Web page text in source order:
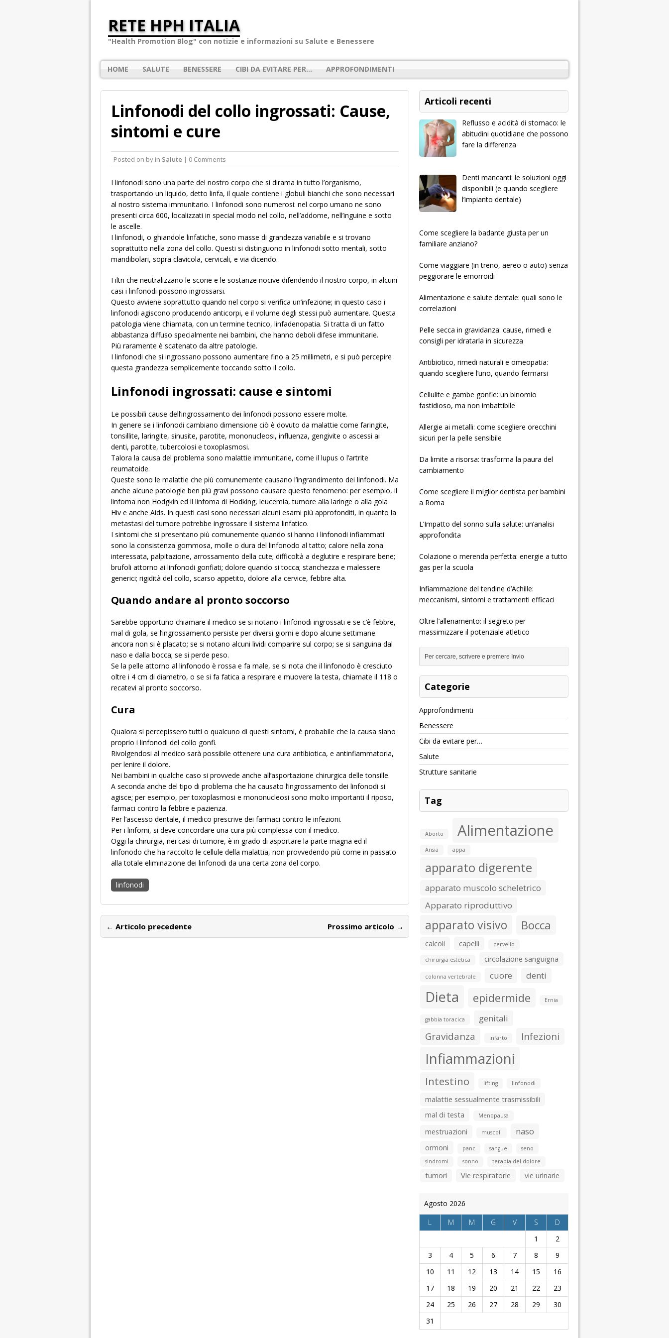
RETE HPH ITALIA
"Health Promotion Blog" con notizie e informazioni su Salute e Benessere
HOME SALUTE BENESSERE CIBI DA EVITARE PER… APPROFONDIMENTI
Linfonodi del collo ingrossati: Cause,
sintomi e cure
Posted on by in Salute | 0 Comments
I linfonodi sono una parte del nostro corpo che si dirama in tutto l’organismo,
trasportando un liquido, detto linfa, il quale contiene i globuli bianchi che sono necessari
al nostro sistema immunitario. I linfonodi sono numerosi: nel corpo umano ne sono
presenti circa 600, localizzati in special modo nel collo, nell’addome, nell’inguine e sotto
le ascelle.
I linfonodi, o ghiandole linfatiche, sono masse di grandezza variabile e si trovano
soprattutto nella zona del collo. Questi si distinguono in linfonodi sotto mentali, sotto
mandibolari, sopra clavicola, cervicali, e via dicendo.
Filtri che neutralizzano le scorie e le sostanze nocive difendendo il nostro corpo, in alcuni
casi i linfonodi possono ingrossarsi.
Questo avviene soprattutto quando nel corpo si verifica un’infezione; in questo caso i
linfonodi agiscono producendo anticorpi, e il volume degli stessi può aumentare. Questa
patologia viene chiamata, con un termine tecnico, linfadenopatia. Si tratta di un fatto
abbastanza diffuso specialmente nei bambini, che hanno deboli difese immunitarie.
Più raramente è scatenato da altre patologie.
I linfonodi che si ingrossano possono aumentare fino a 25 millimetri, e si può percepire
questa grandezza semplicemente toccando sotto il collo.
Linfonodi ingrossati: cause e sintomi
Le possibili cause dell’ingrossamento dei linfonodi possono essere molte.
In genere se i linfonodi cambiano dimensione ciò è dovuto da malattie come faringite,
tonsillite, laringite, sinusite, parotite, mononucleosi, influenza, gengivite o ascessi ai
denti, parotite, tubercolosi e toxoplasmosi.
Talora la causa del problema sono malattie immunitarie, come il lupus o l’artrite
reumatoide.
Queste sono le malattie che più comunemente causano l’ingrandimento dei linfonodi. Ma
anche alcune patologie ben più gravi possono causare questo fenomeno: per esempio, il
linfoma non Hodgkin ed il linfoma di Hodking, leucemia, tumore alla laringe o alla gola
Hiv e anche Aids. In questi casi sono necessari alcuni esami più approfonditi, in quanto la
metastasi del tumore potrebbe ingrossare il sistema linfatico.
I sintomi che si presentano più comunemente quando si hanno i linfonodi infiammati
sono la consistenza gommosa, molle o dura del linfonodo al tatto; calore nella zona
interessata, palpitazione, arrossamento della cute; difficoltà a deglutire e respirare bene;
brufoli attorno ai linfonodi gonfiati; dolore quando si tocca; stanchezza e malessere
generici; rigidità del collo, scarso appetito, dolore alla cervice, febbre alta.
Quando andare al pronto soccorso
Sarebbe opportuno chiamare il medico se si notano i linfonodi ingrossati e se c’è febbre,
mal di gola, se l’ingrossamento persiste per diversi giorni e dopo alcune settimane
ancora non si è placato; se si notano alcuni lividi comparire sul corpo; se si sanguina dal
naso e dalla bocca; se si perde peso.
Se la pelle attorno al linfonodo è rossa e fa male, se si nota che il linfonodo è cresciuto
oltre i 4 cm di diametro, o se si fa fatica a respirare e muovere la testa, chiamate il 118 o
recatevi al pronto soccorso.
Cura
Qualora si percepissero tutti o qualcuno di questi sintomi, è probabile che la causa siano
proprio i linfonodi del collo gonfi.
Rivolgendosi al medico sarà possibile ottenere una cura antibiotica, e antinfiammatoria,
per lenire il dolore.
Nei bambini in qualche caso si provvede anche all’asportazione chirurgica delle tonsille.
A seconda anche del tipo di problema che ha causato l’ingrossamento dei linfonodi si
agisce; per esempio, per toxoplasmosi e mononucleosi sono molto importanti il riposo,
farmaci contro la febbre e pazienza.
Per l’ascesso dentale, il medico prescrive dei farmaci contro le infezioni.
Per i linfomi, si deve concordare una cura più complessa con il medico.
Oggi la chirurgia, nei casi di tumore, è in grado di asportare la parte magna ed il
linfonodo che ha raccolto le cellule della malattia, non provvedendo più come in passato
alla totale eliminazione dei linfonodi da una certa zona del corpo.
linfonodi
← Articolo precedente Prossimo articolo →
Articoli recenti
Reflusso e acidità di stomaco: le
abitudini quotidiane che possono
fare la differenza
Denti mancanti: le soluzioni oggi
disponibili (e quando scegliere
l’impianto dentale)
­­­­­Come scegliere la badante giusta per un
familiare anziano?
Come viaggiare (in treno, aereo o auto) senza
peggiorare le emorroidi
Alimentazione e salute dentale: quali sono le
correlazioni
Pelle secca in gravidanza: cause, rimedi e
consigli per idratarla in sicurezza
Antibiotico, rimedi naturali e omeopatia:
quando scegliere l’uno, quando fermarsi
Cellulite e gambe gonfie: un binomio
fastidioso, ma non imbattibile
Allergie ai metalli: come scegliere orecchini
sicuri per la pelle sensibile
Da limite a risorsa: trasforma la paura del
cambiamento
Come scegliere il miglior dentista per bambini
a Roma
L’Impatto del sonno sulla salute: un’analisi
approfondita
Colazione o merenda perfetta: energie a tutto
gas per la scuola
Infiammazione del tendine d’Achille:
meccanismi, sintomi e trattamenti efficaci
Oltre l’allenamento: il segreto per
massimizzare il potenziale atletico
Categorie
Approfondimenti
Benessere
Cibi da evitare per…
Salute
Strutture sanitarie
Tag
Aborto Alimentazione
Ansia appa
apparato digerente
apparato muscolo scheletrico
Apparato riproduttivo
apparato visivo Bocca
calcoli capelli cervello
chirurgia estetica circolazione sanguigna
colonna vertebrale cuore denti
Dieta epidermide Ernia
gabbia toracica genitali
Gravidanza infarto Infezioni
Infiammazioni
Intestino lifting linfonodi
malattie sessualmente trasmissibili
mal di testa
Menopausa
mestruazioni muscoli naso
ormoni panc sangue
seno
sindromi
sonno terapia del dolore
tumori Vie respiratorie vie urinarie
Agosto 2026
L
M M G V S
D
1
2
3
4 5 6 7 8
9
10
11 12 13 14 15
16
17
18 19 20 21 22
23
24
25 26 27 28 29
30
31